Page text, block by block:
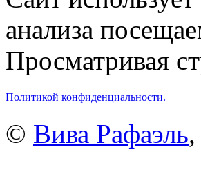
анализа
Просматривая
Политикой конфиденциальности.
© Вива Рафаэль